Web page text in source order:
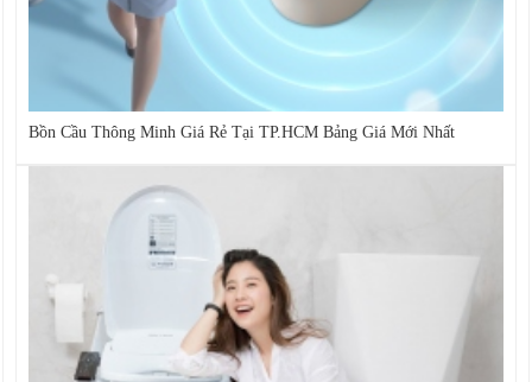
Bồn Cầu Thông Minh Giá Rẻ Tại TP.HCM Bảng Giá Mới Nhất